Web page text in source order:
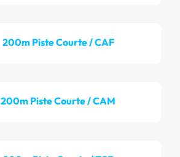
200m Piste Courte / CAF
200m Piste Courte / CAM